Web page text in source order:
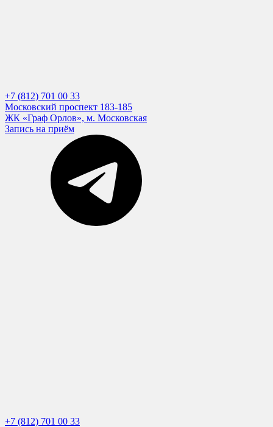
+7 (812) 701 00 33
Московский проспект 183-185
ЖК «Граф Орлов», м. Московская
Запись на приём
+7 (812) 701 00 33